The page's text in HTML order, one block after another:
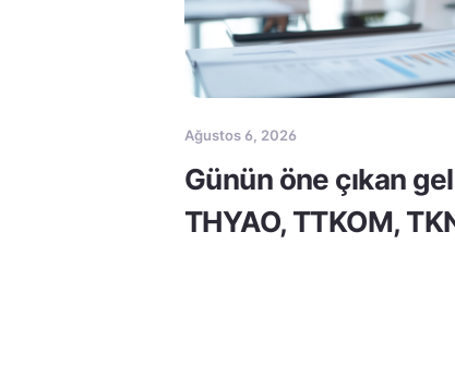
Ağustos 6, 2026
Günün öne çıkan
THYAO, TTKOM,